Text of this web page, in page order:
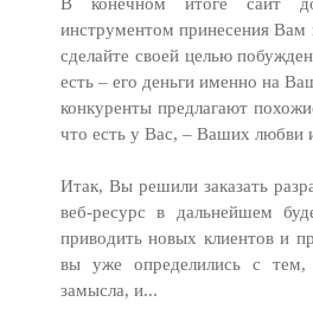
инструментом принесения
сделайте своей целью
есть – его деньги именно на
конкуренты предлагают
что есть у Вас, – Ваших любви
Итак, Вы решили заказать
веб-ресурс в дальнейшем
приводить новых клиентов и
вы уже определились с тем,
замысла, и...